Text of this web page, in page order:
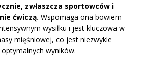
zwłaszcza sportowców i
ćwiczą. Wspomaga ona bowiem
wysiłku i jest kluczowa w
mięśniowej, co jest niezwykle
wyników.